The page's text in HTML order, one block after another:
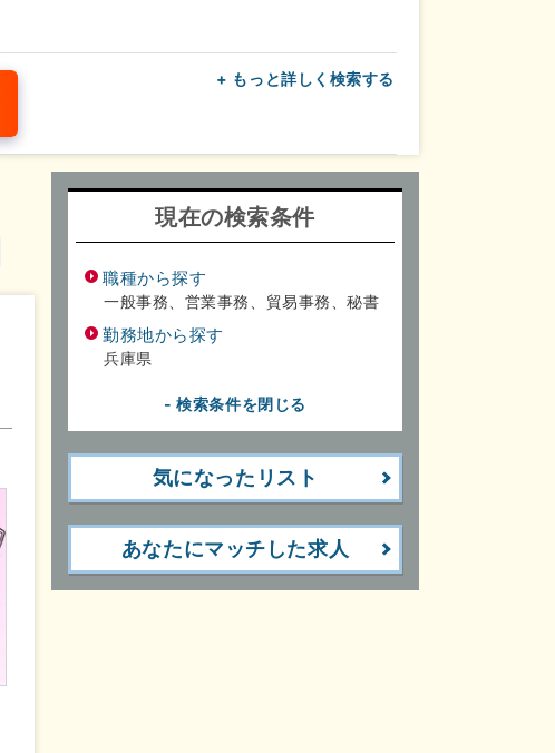
+ もっと詳しく検索する
現在の検索条件
職種から探す
一般事務、営業事務、貿易事務、秘書
勤務地から探す
兵庫県
- 検索条件を閉じる
気になったリスト
あなたにマッチした求人